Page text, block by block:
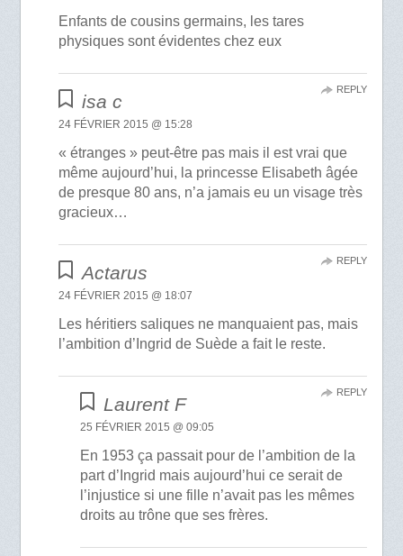
Enfants de cousins germains, les tares
physiques sont évidentes chez eux
isa c
24 FÉVRIER 2015 @ 15:28
« étranges » peut-être pas mais il est vrai que
même aujourd’hui, la princesse Elisabeth âgée
de presque 80 ans, n’a jamais eu un visage très
gracieux…
REPLY
Actarus
24 FÉVRIER 2015 @ 18:07
Les héritiers saliques ne manquaient pas, mais
l’ambition d’Ingrid de Suède a fait le reste.
REPLY
Laurent F
25 FÉVRIER 2015 @ 09:05
En 1953 ça passait pour de l’ambition de la
part d’Ingrid mais aujourd’hui ce serait de
l’injustice si une fille n’avait pas les mêmes
droits au trône que ses frères.
REPLY